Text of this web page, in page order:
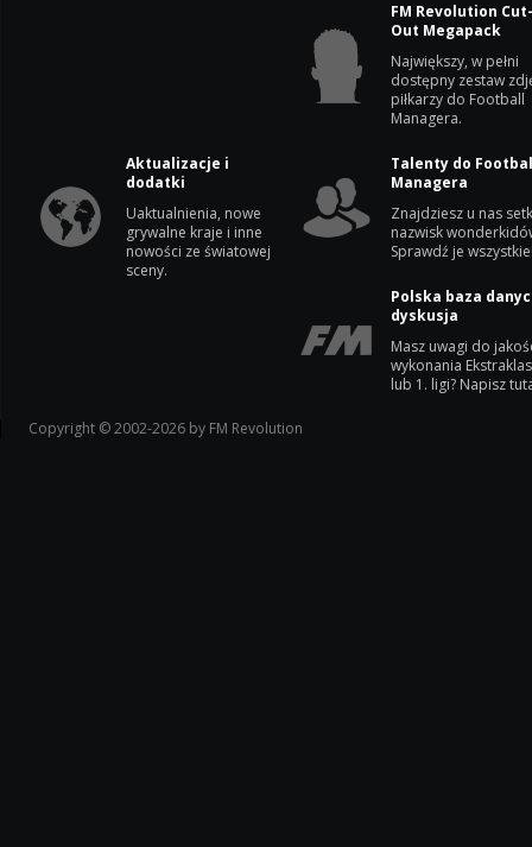
FM Revolution
Out Megapack
Największy, w pełni
dostępny zestaw
piłkarzy do Football
Managera.
Aktualizacje i
dodatki
Uaktualnienia, nowe
grywalne kraje i inne
nowości ze światowej
sceny.
Talenty do
Managera
Znajdziesz u nas
nazwisk
Sprawdź je
Polska baza
dyskusja
Masz uwagi do
wykonania
lub 1. ligi? Napisz
Copyright © 2002-2026 by FM Revolution